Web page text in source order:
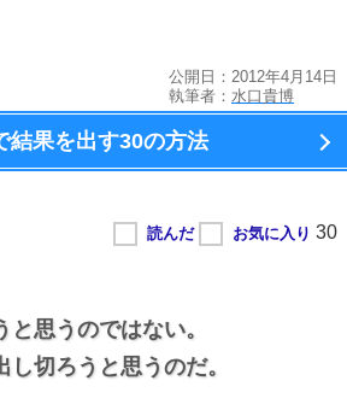
公開日：2012年4月14日
執筆者： 水口貴博
結果を出す30の方法
と思うのではない。
し切ろうと思うのだ。